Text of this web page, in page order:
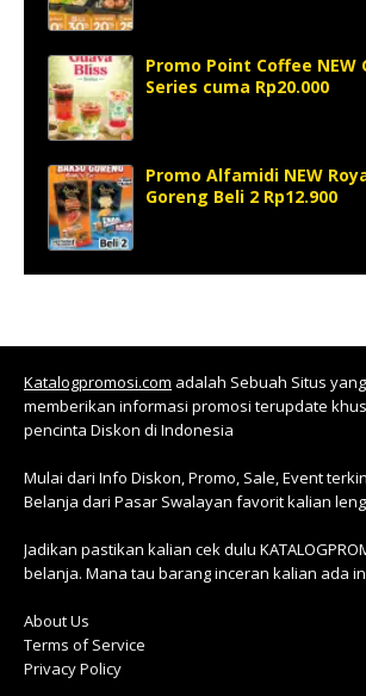
Promo Point Coffee NEW
Series cuma Rp20.000
Promo Alfamidi NEW
Goreng Beli 2 Rp12.900
Katalogpromosi.com adalah Sebuah Situs
memberikan informasi promosi terupdate
pencinta Diskon di Indonesia
Mulai dari Info Diskon, Promo, Sale, Event
Belanja dari Pasar Swalayan favorit kalian
Jadikan pastikan kalian cek dulu
belanja. Mana tau barang inceran kalian ada
About Us
Terms of Service
Privacy Policy